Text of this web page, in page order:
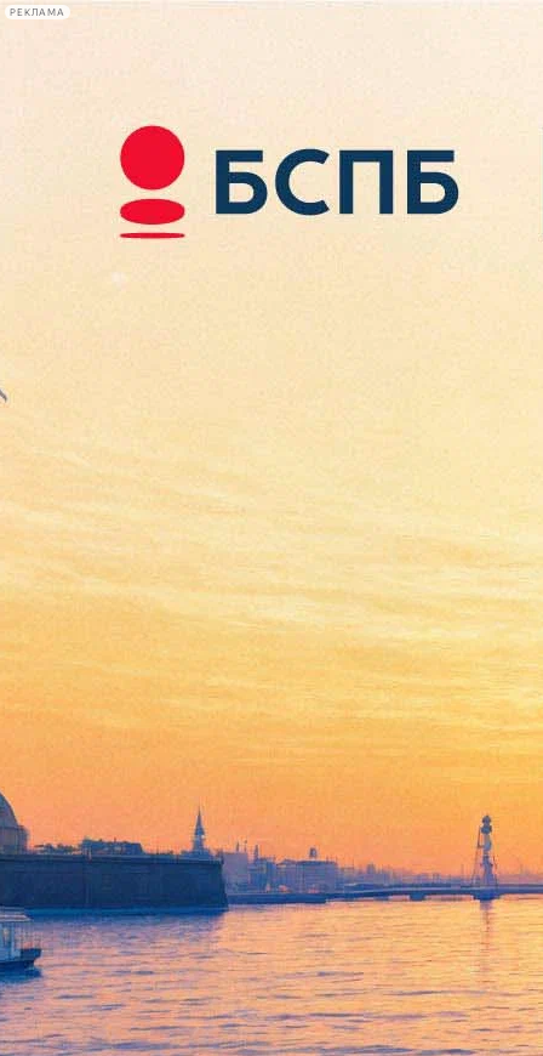
РЕКЛАМА
Сегодня:
2026.08.09
01:57
Афиша Plus
В «Особняке» сыграют
трагифарс «Машина едет к